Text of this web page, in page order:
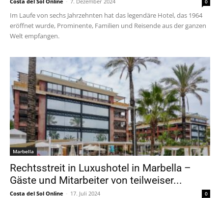
0
Im Laufe von sechs Jahrzehnten hat das legendäre Hotel, das 1964
eröffnet wurde, Prominente, Familien und Reisende aus der ganzen
Welt empfangen.
Marbella
Rechtsstreit in Luxushotel in Marbella –
Gäste und Mitarbeiter von teilweiser...
Costa del Sol Online - 17. Juli 2024 0